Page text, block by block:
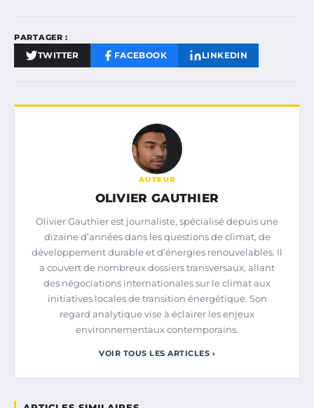
PARTAGER :
TWITTER FACEBOOK LINKEDIN
AUTEUR
OLIVIER GAUTHIER
Olivier Gauthier est journaliste, spécialisé depuis une
dizaine d’années dans les questions de climat, de
développement durable et d’énergies renouvelables. Il
a couvert de nombreux dossiers transversaux, allant
des négociations internationales sur le climat aux
initiatives locales de transition énergétique. Son
regard analytique vise à éclairer les enjeux
environnementaux contemporains.
VOIR TOUS LES ARTICLES ›